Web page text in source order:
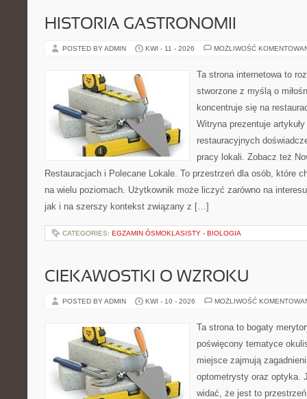
HISTORIA GASTRONOMII
POSTED BY ADMIN KWI - 11 - 2026 MOŻLIWOŚĆ
Ta strona internetowa to
stworzone z myślą o
koncentruje się na
Witryna prezentuje
restauracyjnych
pracy lokali. Zobacz też
Restauracjach i Polecane Lokale. To przestrzeń dla osób, które
na wielu poziomach. Użytkownik może liczyć zarówno na
jak i na szerszy kontekst związany z […]
CATEGORIES: EGZAMIN ÓSMOKLASISTY - BIOLOGIA
CIEKAWOSTKI O WZROKU
POSTED BY ADMIN KWI - 10 - 2026 MOŻLIWOŚĆ
Ta strona to bogaty
poświęcony tematyce
miejsce zajmują
optometrysty oraz optyka.
widać, że jest to